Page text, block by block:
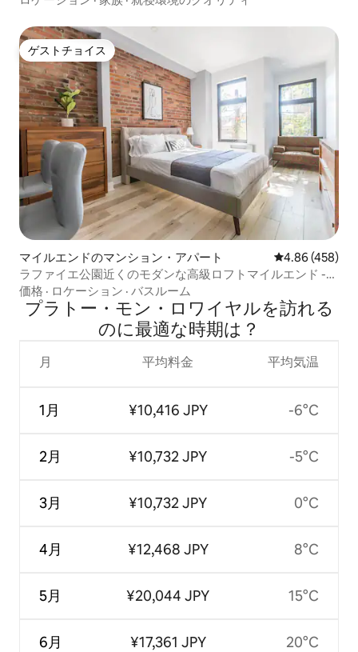
ゲストチョイス
ゲストチョイス
マイルエンドのマンション・アパート レビュー458
4.86 (458)
ラファイエ公園近くのモダンな高級ロフトマイルエンド -
204
価格 · ロケーション · バスルーム
プラトー・モン・ロワイヤルを訪⁠れ⁠る
の⁠に最⁠適⁠な時⁠期⁠は⁠？
月
1月
2月
3月
4月
5月
6月
平均料金
¥10,416 JPY
¥10,732 JPY
¥10,732 JPY
¥12,468 JPY
¥20,044 JPY
¥17,361 JPY
平均気温
-6°C
-5°C
0°C
8°C
15°C
20°C